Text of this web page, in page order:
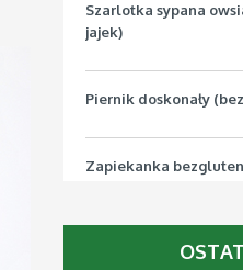
Szarlotka sypana
jajek)
Piernik doskonały
Zapiekanka
Pizza bezglutenowa z